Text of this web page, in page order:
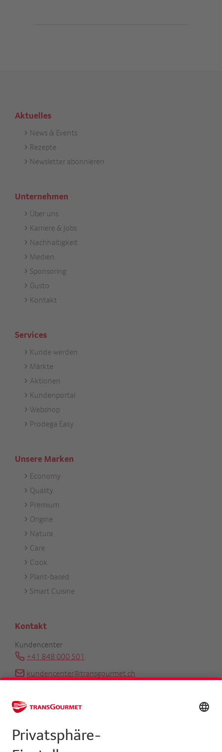
Aktuelles
Footer
Aktuell
News & Events
Rezepte
Newsletter abonnieren
Unternehmen
Footer
Unternehmen
Über uns
Karriere & Jobs
Nachhaltigkeit
Medien
Sponsoring
Gusto
Kontakt
Services
Footer
Services
Kunde werden
Märkte
Aktionen
Kundenportal
Webshop
Prodega Easy
Unsere Marken
Footer
Unsere
Marken
Economy
Quality
Premium
Origine
Natura
Care
Cook
Plant-based
Smart Cuisine
Kontakt
Kundencenter
+41 848 000 501
kundencenter@transgourmet.ch
+41 31 858 48 48
info@transgourmet.ch